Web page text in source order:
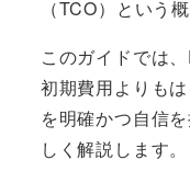
（TCO）という
このガイドでは
初期費用よりも
を明確かつ自信
しく解説します。